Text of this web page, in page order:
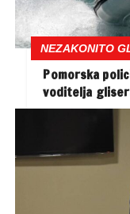
NEZAKONITO
Pomorska
voditelja